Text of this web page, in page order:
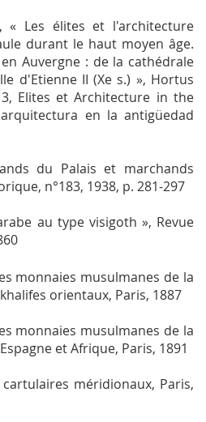
« Les élites et l'architecture
durant le haut moyen âge.
Auvergne : de la cathédrale
d'Etienne II (Xe s.) », Hortus
Elites et Architecture in the
en la antigüedad
du Palais et marchands
, n°183, 1938, p. 281-297
au type visigoth », Revue
monnaies musulmanes de la
orientaux, Paris, 1887
monnaies musulmanes de la
et Afrique, Paris, 1891
cartulaires méridionaux, Paris,